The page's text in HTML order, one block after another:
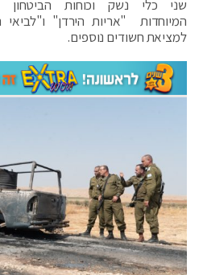
שני כלי נשק וכוחות הביטחון
המיוחדות "אריות הירדן"
למציאת חשודים נוספים.